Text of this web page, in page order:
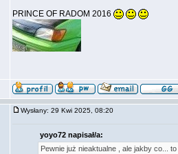
PRINCE OF RADOM 2016
Wysłany: 29 Kwi 2025, 08:20
yoyo72 napisał/a:
Pewnie już nieaktualne , ale jakby co...